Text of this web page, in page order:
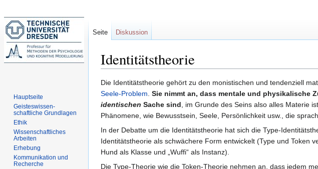
Identitätstheorie
Zur
Navigation
springen
Zur
Suche
springen
Die Identitätstheorie gehört zu den monistischen und tendenziell
Seele-Problem. Sie nimmt an, dass mentale und physikalische
identischen Sache sind, im Grunde des Seins also alles Materie
Phänomene, wie Bewusstsein, Seele, Persönlichkeit usw., die
In der Debatte um die Identitätstheorie hat sich die Type-
Identitätstheorie als schwächere Form entwickelt (Type und Token
Hund als Klasse und „Wuffi“ als Instanz).
Die Type-Theorie wie die Token-Theorie nehmen an, dass jedem
Seite Diskussion
Hauptseite
Geisteswissen-
schaftliche Grundlagen
Ethik
Wissenschaftliches
Arbeiten
Erhebung
Kommunikation und
Recherche